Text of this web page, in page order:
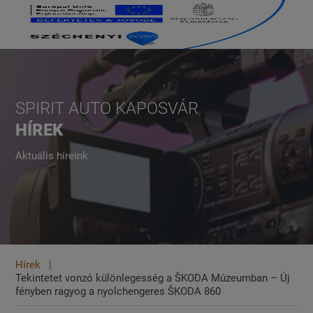
SPIRIT AUTO KAPOSVÁR
HÍREK
Aktuális híreink
Hírek
Tekintetet vonzó különlegesség a ŠKODA Múzeumban – Új
fényben ragyog a nyolchengeres ŠKODA 860